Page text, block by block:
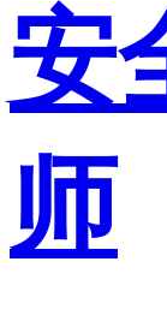
安
师